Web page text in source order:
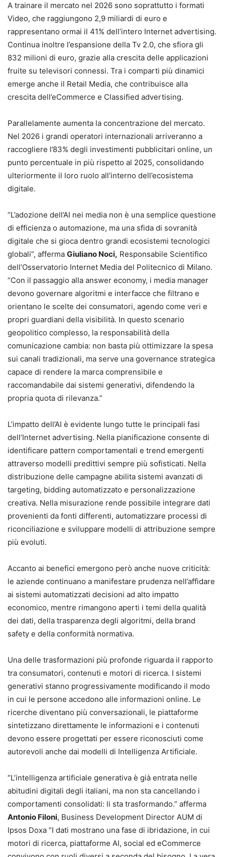
A trainare il mercato nel 2026 sono soprattutto i formati
Video, che raggiungono 2,9 miliardi di euro e
rappresentano ormai il 41% dell’intero Internet advertising.
Continua inoltre l’espansione della Tv 2.0, che sfiora gli
832 milioni di euro, grazie alla crescita delle applicazioni
fruite su televisori connessi. Tra i comparti più dinamici
emerge anche il Retail Media, che contribuisce alla
crescita dell’eCommerce e Classified advertising.
Parallelamente aumenta la concentrazione del mercato.
Nel 2026 i grandi operatori internazionali arriveranno a
raccogliere l’83% degli investimenti pubblicitari online, un
punto percentuale in più rispetto al 2025, consolidando
ulteriormente il loro ruolo all’interno dell’ecosistema
digitale.
“L’adozione dell’AI nei media non è una semplice questione
di efficienza o automazione, ma una sfida di sovranità
digitale che si gioca dentro grandi ecosistemi tecnologici
globali”, afferma Giuliano Noci, Responsabile Scientifico
dell’Osservatorio Internet Media del Politecnico di Milano.
“Con il passaggio alla answer economy, i media manager
devono governare algoritmi e interfacce che filtrano e
orientano le scelte dei consumatori, agendo come veri e
propri guardiani della visibilità. In questo scenario
geopolitico complesso, la responsabilità della
comunicazione cambia: non basta più ottimizzare la spesa
sui canali tradizionali, ma serve una governance strategica
capace di rendere la marca comprensibile e
raccomandabile dai sistemi generativi, difendendo la
propria quota di rilevanza.”
L’impatto dell’AI è evidente lungo tutte le principali fasi
dell’Internet advertising. Nella pianificazione consente di
identificare pattern comportamentali e trend emergenti
attraverso modelli predittivi sempre più sofisticati. Nella
distribuzione delle campagne abilita sistemi avanzati di
targeting, bidding automatizzato e personalizzazione
creativa. Nella misurazione rende possibile integrare dati
provenienti da fonti differenti, automatizzare processi di
riconciliazione e sviluppare modelli di attribuzione sempre
più evoluti.
Accanto ai benefici emergono però anche nuove criticità:
le aziende continuano a manifestare prudenza nell’affidare
ai sistemi automatizzati decisioni ad alto impatto
economico, mentre rimangono aperti i temi della qualità
dei dati, della trasparenza degli algoritmi, della brand
safety e della conformità normativa.
Una delle trasformazioni più profonde riguarda il rapporto
tra consumatori, contenuti e motori di ricerca. I sistemi
generativi stanno progressivamente modificando il modo
in cui le persone accedono alle informazioni online. Le
ricerche diventano più conversazionali, le piattaforme
sintetizzano direttamente le informazioni e i contenuti
devono essere progettati per essere riconosciuti come
autorevoli anche dai modelli di Intelligenza Artificiale.
“L’intelligenza artificiale generativa è già entrata nelle
abitudini digitali degli italiani, ma non sta cancellando i
comportamenti consolidati: li sta trasformando.” afferma
Antonio Filoni, Business Development Director AUM di
Ipsos Doxa “I dati mostrano una fase di ibridazione, in cui
motori di ricerca, piattaforme AI, social ed eCommerce